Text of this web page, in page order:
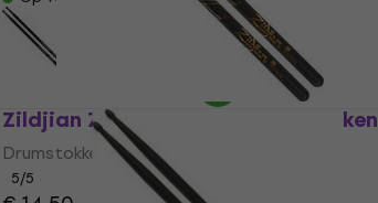
Zildjian Z5BB 5B Black Drumstokken
Drumstokken
5/5